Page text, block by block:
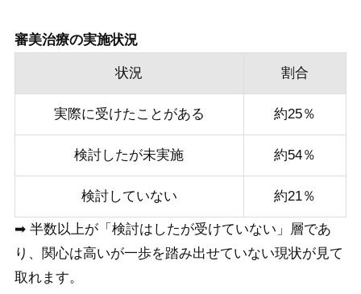
審美治療の実施状況
状況 割合
実際に受けたことがある 約25％
検討したが未実施 約54％
検討していない 約21％
➡ 半数以上が「検討はしたが受けていない」層であ
り、関心は高いが一歩を踏み出せていない現状が見て
取れます。